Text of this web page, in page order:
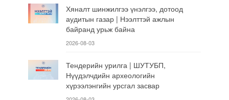
Хяналт шинжилгээ үнэлгээ, дотоод
аудитын газар | Нээлттэй ажлын
байранд урьж байна
2026-08-03
Тендерийн урилга | ШУТУБП,
Нүүдэлчдийн археологийн
хүрээлэнгийн урсгал засвар